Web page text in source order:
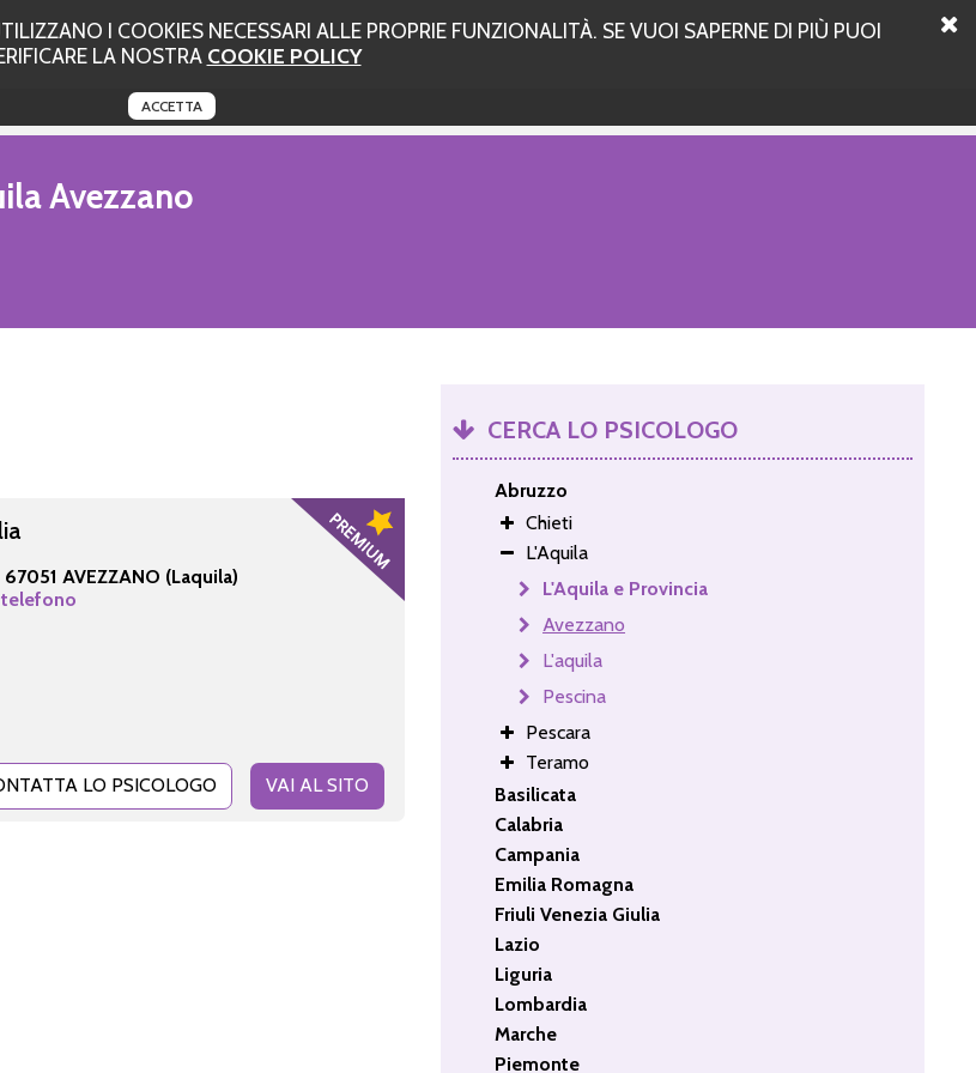
I COOKIES NECESSARI ALLE PROPRIE FUNZIONALITÀ. SE VUOI SAPERNE DI PIÙ PUOI
LA NOSTRA COOKIE POLICY
ACCETTA
Avezzano
67051 AVEZZANO (Laquila)
telefono
LO PSICOLOGO VAI AL SITO
CERCA LO PSICOLOGO
Abruzzo
Chieti
L'Aquila
L'Aquila e Provincia
Avezzano
L'aquila
Pescina
Pescara
Teramo
Basilicata
Calabria
Campania
Emilia Romagna
Friuli Venezia Giulia
Lazio
Liguria
Lombardia
Marche
Piemonte